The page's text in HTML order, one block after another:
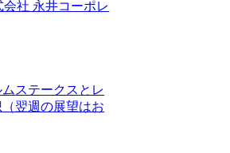
会社 永井コーポレ
ムステークスとレ
翌週の展望はお